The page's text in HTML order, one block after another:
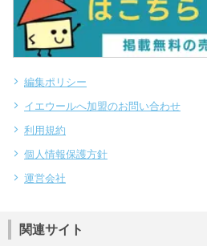
編集ポリシー
イエウールへ加盟のお問い合わせ
利用規約
個人情報保護方針
運営会社
関連サイト